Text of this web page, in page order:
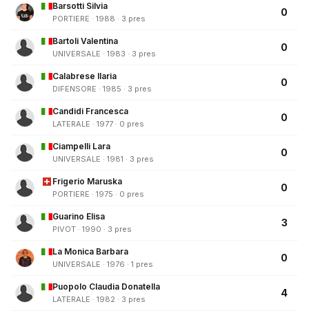
Barsotti Silvia
PORTIERE · 1988 · 3 pres
0
Bartoli Valentina
UNIVERSALE · 1983 · 3 pres
0
Calabrese Ilaria
DIFENSORE · 1985 · 3 pres
0
Candidi Francesca
LATERALE · 1977 · 0 pres
0
Ciampelli Lara
UNIVERSALE · 1981 · 3 pres
0
Frigerio Maruska
PORTIERE · 1975 · 0 pres
0
Guarino Elisa
PIVOT · 1990 · 3 pres
3
La Monica Barbara
UNIVERSALE · 1976 · 1 pres
0
Puopolo Claudia Donatella
LATERALE · 1982 · 3 pres
4